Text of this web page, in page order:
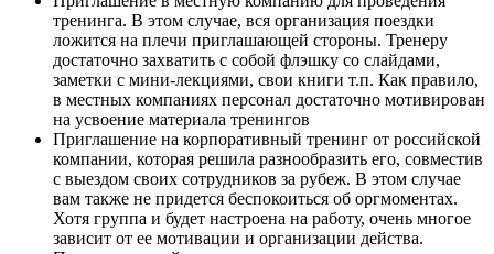
тренинга. В этом случае, вся организация поездки
ложится на плечи приглашающей стороны. Тренеру
достаточно захватить с собой флэшку со слайдами,
заметки с мини-лекциями, свои книги т.п. Как правило,
в местных компаниях персонал достаточно мотивирован
на усвоение материала тренингов
Приглашение на корпоративный тренинг от российской
компании, которая решила разнообразить его, совместив
с выездом своих сотрудников за рубеж. В этом случае
вам также не придется беспокоиться об оргмоментах.
Хотя группа и будет настроена на работу, очень многое
зависит от ее мотивации и организации действа.